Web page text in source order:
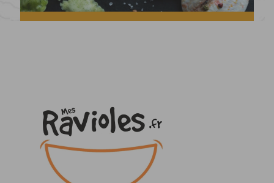
Filets de rougets accompagnés de ravioles basilic